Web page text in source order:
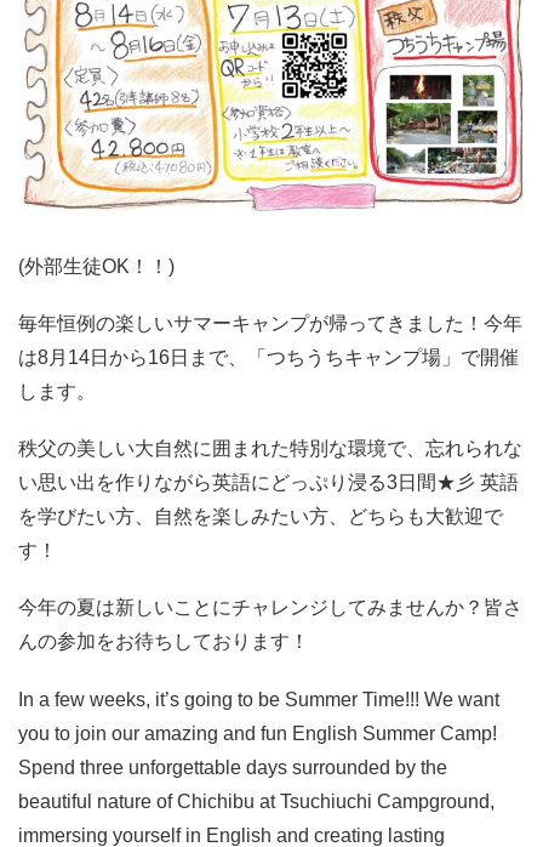
(外部生徒OK！！)
毎年恒例の楽しいサマーキャンプが帰ってきました！今年
は8月14日から16日まで、「つちうちキャンプ場」で開催
します。
秩父の美しい大自然に囲まれた特別な環境で、忘れられな
い思い出を作りながら英語にどっぷり浸る3日間★彡 英語
を学びたい方、自然を楽しみたい方、どちらも大歓迎で
す！
今年の夏は新しいことにチャレンジしてみませんか？皆さ
んの参加をお待ちしております！
In a few weeks, it’s going to be Summer Time!!! We want
you to join our amazing and fun English Summer Camp!
Spend three unforgettable days surrounded by the
beautiful nature of Chichibu at Tsuchiuchi Campground,
immersing yourself in English and creating lasting